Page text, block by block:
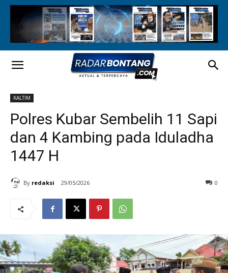
KALTIM
Polres Kubar Sembelih 11 Sapi
dan 4 Kambing pada Iduladha
1447 H
By redaksi 29/05/2026 0